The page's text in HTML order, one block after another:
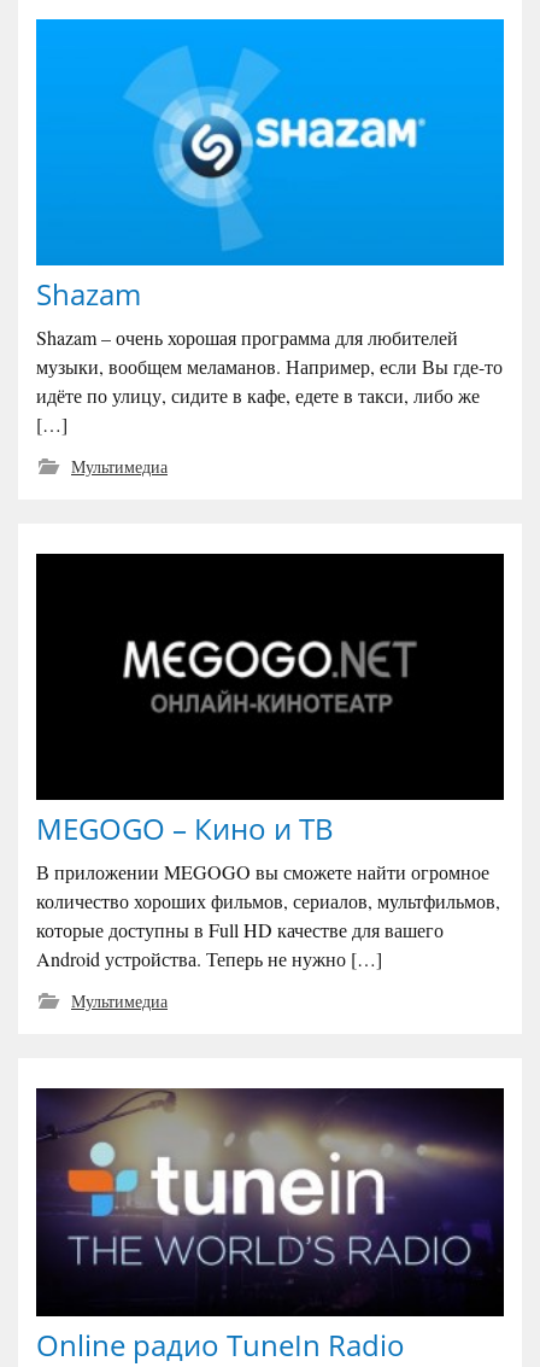
Shazam
Shazam – очень хорошая программа для любителей
музыки, вообщем меламанов. Например, если Вы где-то
идёте по улицу, сидите в кафе, едете в такси, либо же
[…]
Мультимедиа
MEGOGO – Кино и ТВ
В приложении MEGOGO вы сможете найти огромное
количество хороших фильмов, сериалов, мультфильмов,
которые доступны в Full HD качестве для вашего
Android устройства. Теперь не нужно […]
Мультимедиа
Online радио TuneIn Radio